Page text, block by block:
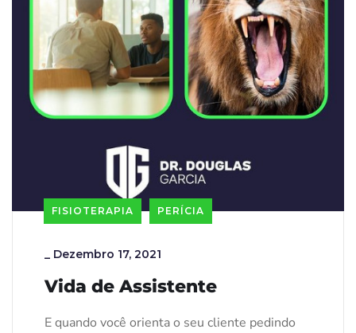
FISIOTERAPIA PERÍCIA
_ Dezembro 17, 2021
Vida de Assistente
E quando você orienta o seu cliente pedindo